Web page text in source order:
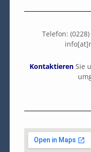
Telefon:
KontaktierenSie